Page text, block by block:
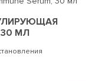
30 МЛ